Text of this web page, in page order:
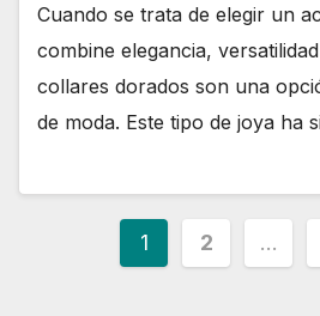
Cuando se trata de elegir un
combine elegancia,
collares dorados son una
de moda. Este tipo de joya ha
Paginación
1 2 …